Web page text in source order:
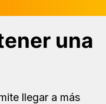
una
llegar a más